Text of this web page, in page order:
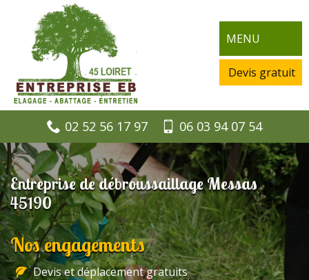
MENU
Devis gratuit
02 52 56 17 97 06 03 94 07 54
Entreprise de débroussaillage Messas
45190
Nos engagements
Devis et déplacement gratuits